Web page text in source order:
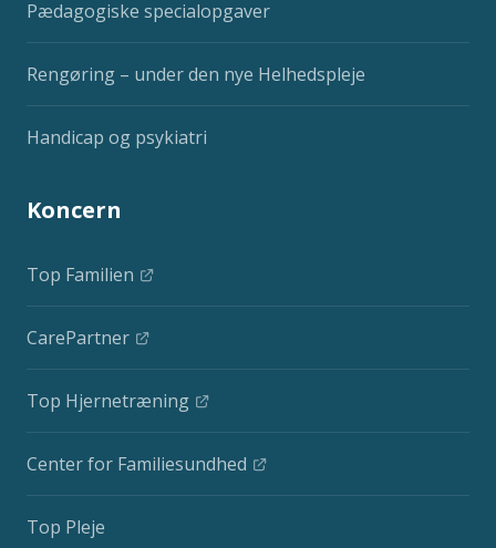
Pædagogiske specialopgaver
Rengøring – under den nye Helhedspleje
Handicap og psykiatri
Koncern
Top Familien
CarePartner
Top Hjernetræning
Center for Familiesundhed
Top Pleje